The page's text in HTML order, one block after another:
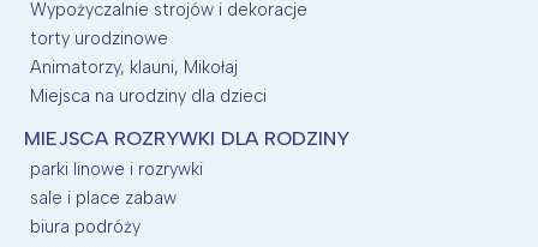
Wypożyczalnie strojów i dekoracje
torty urodzinowe
Animatorzy, klauni, Mikołaj
Miejsca na urodziny dla dzieci
MIEJSCA ROZRYWKI DLA RODZINY
parki linowe i rozrywki
sale i place zabaw
biura podróży